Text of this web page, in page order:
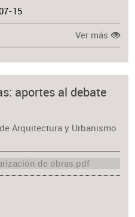
15
Ver más
aportes al debate
Arquitectura y Urbanismo